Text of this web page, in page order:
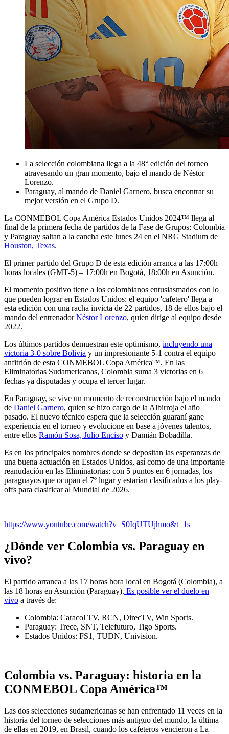
La selección colombiana llega a la 48° edición del torneo
atravesando un gran momento, bajo el mando de Néstor
Lorenzo.
Paraguay, al mando de Daniel Garnero, busca encontrar su
mejor versión en el Grupo D.
La CONMEBOL Copa América Estados Unidos 2024™ llega al
final de la primera fecha de partidos de la Fase de Grupos: Colombia
y Paraguay saltan a la cancha este lunes 24 en el NRG Stadium de
Houston, Texas.
El primer partido del Grupo D de esta edición arranca a las 17:00h
horas locales (GMT-5) – 17:00h en Bogotá, 18:00h en Asunción.
El momento positivo tiene a los colombianos entusiasmados con lo
que pueden lograr en Estados Unidos: el equipo 'cafetero' llega a
esta edición con una racha invicta de 22 partidos, 18 de ellos bajo el
mando del entrenadorNéstor Lorenzo, quien dirige al equipo desde
2022.
Los últimos partidos demuestran este optimismo, incluyendo una
victoria 3-0 sobre Bolivia y un impresionante 5-1 contra el equipo
anfitrión de esta CONMEBOL Copa América™. En las
Eliminatorias Sudamericanas, Colombia suma 3 victorias en 6
fechas ya disputadas y ocupa el tercer lugar.
En Paraguay, se vive un momento de reconstrucción bajo el mando
de Daniel Garnero, quien se hizo cargo de la Albirroja el año
pasado. El nuevo técnico espera que la selección guaraní gane
experiencia en el torneo y evolucione en base a jóvenes talentos,
entre ellos Ramón Sosa, Julio Enciso y Damián Bobadilla.
Es en los principales nombres donde se depositan las esperanzas de
una buena actuación en Estados Unidos, así como de una importante
reanudación en las Eliminatorias: con 5 puntos en 6 jornadas, los
paraguayos que ocupan el 7º lugar y estarían clasificados a los play-
offs para clasificar al Mundial de 2026.
https://www.youtube.com/watch?v=S0IqUTUjhmo&t=1s
¿Dónde ver Colombia vs. Paraguay en
vivo?
El partido arranca a las 17 horas hora local en Bogotá (Colombia), a
las 18 horas en Asunción (Paraguay). Es posible ver el duelo en
vivo a través de:
Colombia: Caracol TV, RCN, DirecTV, Win Sports.
Paraguay: Trece, SNT, Telefuturo, Tigo Sports.
Estados Unidos: FS1, TUDN, Univision.
Colombia vs. Paraguay: historia en la
CONMEBOL Copa América™
Las dos selecciones sudamericanas se han enfrentado 11 veces en la
historia del torneo de selecciones más antiguo del mundo, la última
de ellas en 2019, en Brasil, cuando los cafeteros vencieron a La